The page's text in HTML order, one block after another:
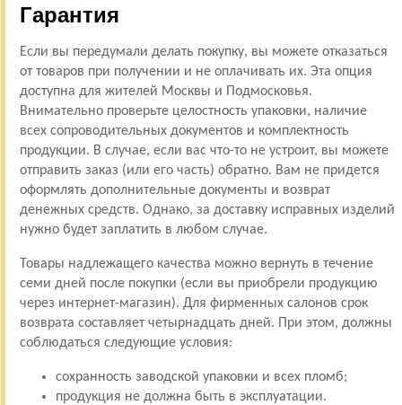
Гарантия
Если вы передумали делать покупку, вы можете отказаться
от товаров при получении и не оплачивать их. Эта опция
доступна для жителей Москвы и Подмосковья.
Внимательно проверьте целостность упаковки, наличие
всех сопроводительных документов и комплектность
продукции. В случае, если вас что-то не устроит, вы можете
отправить заказ (или его часть) обратно. Вам не придется
оформлять дополнительные документы и возврат
денежных средств. Однако, за доставку исправных изделий
нужно будет заплатить в любом случае.
Товары надлежащего качества можно вернуть в течение
семи дней после покупки (если вы приобрели продукцию
через интернет-магазин). Для фирменных салонов срок
возврата составляет четырнадцать дней. При этом, должны
соблюдаться следующие условия:
сохранность заводской упаковки и всех пломб;
продукция не должна быть в эксплуатации.